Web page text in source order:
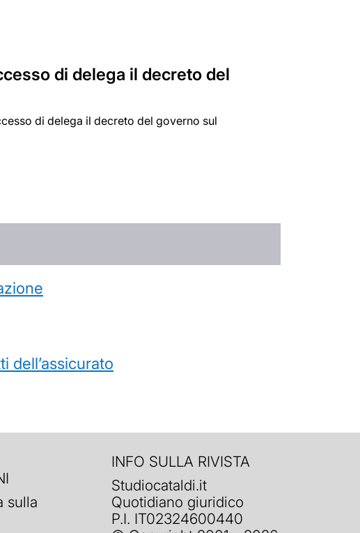
di delega il decreto del
di delega il decreto del governo sul
dell’assicurato
sulla
INFO SULLA RIVISTA
Studiocataldi.it
Quotidiano giuridico
P.I. IT02324600440